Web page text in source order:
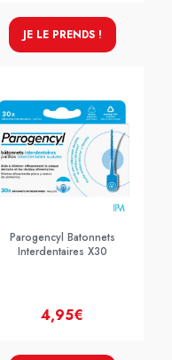
JE LE PRENDS !
Parogencyl Batonnets
Interdentaires X30
4,95€